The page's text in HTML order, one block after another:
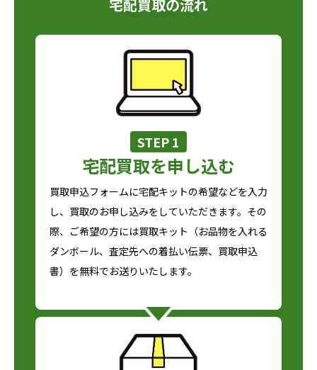
宅配買取の流れ
STEP 1
宅配買取を申し込む
買取申込フォームに宅配キットの希望などを入力
し、買取のお申し込みをしていただきます。その
際、ご希望の方には買取キット（お品物を入れる
ダンボール、査定先への着払い伝票、買取申込
書）を無料でお送りいたします。